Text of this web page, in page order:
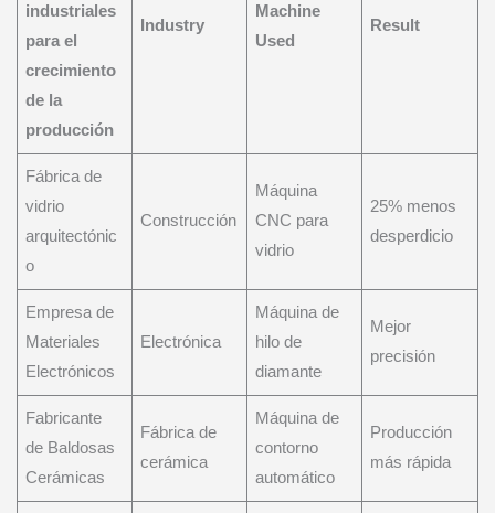
industriales
para el
crecimiento
de la
producción
Industry
Machine
Used
Result
Fábrica de
vidrio
arquitectónic
o
Construcción
Máquina
CNC para
vidrio
25% menos
desperdicio
Empresa de
Materiales
Electrónicos
Electrónica
Máquina de
hilo de
diamante
Mejor
precisión
Fabricante
de Baldosas
Cerámicas
Fábrica de
cerámica
Máquina de
contorno
automático
Producción
más rápida